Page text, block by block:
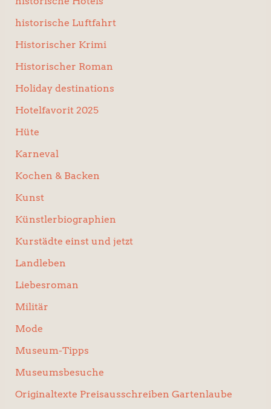
historische Luftfahrt
Historischer Krimi
Historischer Roman
Holiday destinations
Hotelfavorit 2025
Hüte
Karneval
Kochen & Backen
Kunst
Künstlerbiographien
Kurstädte einst und jetzt
Landleben
Liebesroman
Militär
Mode
Museum-Tipps
Museumsbesuche
Originaltexte Preisausschreiben Gartenlaube